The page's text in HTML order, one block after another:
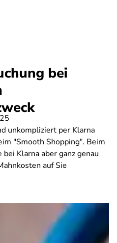
bei
unkompliziert per Klarna
"Smooth Shopping". Beim
Klarna aber ganz genau
auf Sie